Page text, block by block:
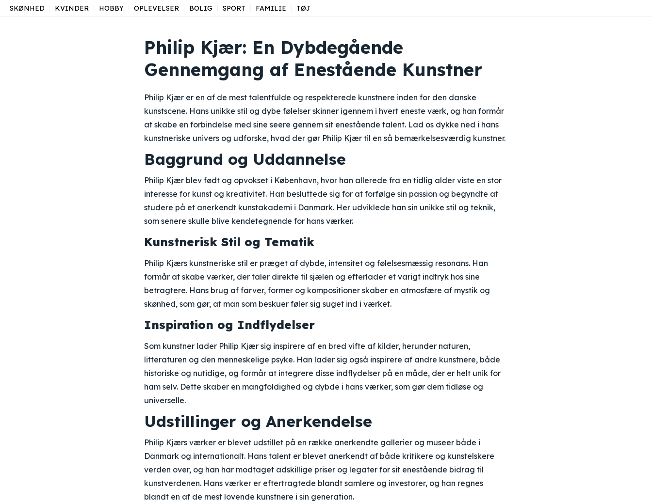
SKØNHED KVINDER HOBBY OPLEVELSER BOLIG SPORT FAMILIE TØJ
Philip Kjær: En Dybdegående
Gennemgang af Enestående Kunstner
Philip Kjær er en af de mest talentfulde og respekterede kunstnere inden for den danske
kunstscene. Hans unikke stil og dybe følelser skinner igennem i hvert eneste værk, og han formår
at skabe en forbindelse med sine seere gennem sit enestående talent. Lad os dykke ned i hans
kunstneriske univers og udforske, hvad der gør Philip Kjær til en så bemærkelsesværdig kunstner.
Baggrund og Uddannelse
Philip Kjær blev født og opvokset i København, hvor han allerede fra en tidlig alder viste en stor
interesse for kunst og kreativitet. Han besluttede sig for at forfølge sin passion og begyndte at
studere på et anerkendt kunstakademi i Danmark. Her udviklede han sin unikke stil og teknik,
som senere skulle blive kendetegnende for hans værker.
Kunstnerisk Stil og Tematik
Philip Kjærs kunstneriske stil er præget af dybde, intensitet og følelsesmæssig resonans. Han
formår at skabe værker, der taler direkte til sjælen og efterlader et varigt indtryk hos sine
betragtere. Hans brug af farver, former og kompositioner skaber en atmosfære af mystik og
skønhed, som gør, at man som beskuer føler sig suget ind i værket.
Inspiration og Indflydelser
Som kunstner lader Philip Kjær sig inspirere af en bred vifte af kilder, herunder naturen,
litteraturen og den menneskelige psyke. Han lader sig også inspirere af andre kunstnere, både
historiske og nutidige, og formår at integrere disse indflydelser på en måde, der er helt unik for
ham selv. Dette skaber en mangfoldighed og dybde i hans værker, som gør dem tidløse og
universelle.
Udstillinger og Anerkendelse
Philip Kjærs værker er blevet udstillet på en række anerkendte gallerier og museer både i
Danmark og internationalt. Hans talent er blevet anerkendt af både kritikere og kunstelskere
verden over, og han har modtaget adskillige priser og legater for sit enestående bidrag til
kunstverdenen. Hans værker er eftertragtede blandt samlere og investorer, og han regnes
blandt en af de mest lovende kunstnere i sin generation.